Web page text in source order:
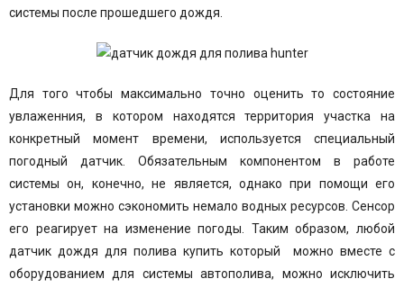
системы после прошедшего дождя.
Для того чтобы максимально точно оценить то состояние
увлаженния, в котором находятся территория участка на
конкретный момент времени, используется специальный
погодный датчик. Обязательным компонентом в работе
системы он, конечно, не является, однако при помощи его
установки можно сэкономить немало водных ресурсов. Сенсор
его реагирует на изменение погоды. Таким образом, любой
датчик дождя для полива купить который можно вместе с
оборудованием для системы автополива, можно исключить